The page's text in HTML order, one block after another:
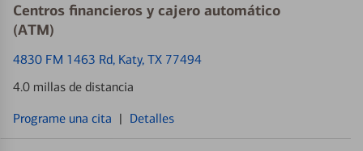
Centros financieros y cajero automático
(ATM)
4830 FM 1463 Rd, Katy, TX 77494
4.0 millas de distancia
Programe una cita | Detalles